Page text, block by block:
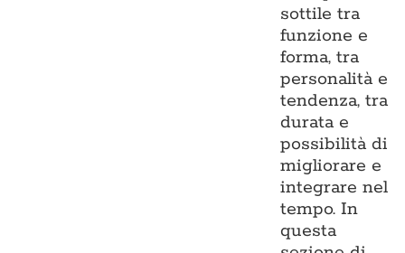
sottile tra
funzione e
forma, tra
personalità e
tendenza, tra
durata e
possibilità di
migliorare e
integrare nel
tempo. In
questa